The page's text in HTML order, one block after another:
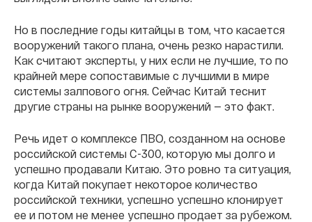
Но в последние годы китайцы в том, что касается
вооружений такого плана, очень резко нарастили.
Как считают эксперты, у них если не лучшие, то по
крайней мере сопоставимые с лучшими в мире
системы залпового огня. Сейчас Китай теснит
другие страны на рынке вооружений — это факт.
Речь идет о комплексе ПВО, созданном на основе
российской системы С-300, которую мы долго и
успешно продавали Китаю. Это ровно та ситуация,
когда Китай покупает некоторое количество
российской техники, успешно успешно клонирует
ее и потом не менее успешно продает за рубежом.